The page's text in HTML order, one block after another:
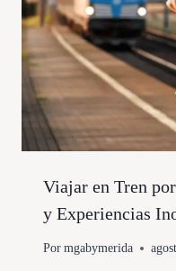
Viajar en Tren
y Experiencias
Por mgabymerida